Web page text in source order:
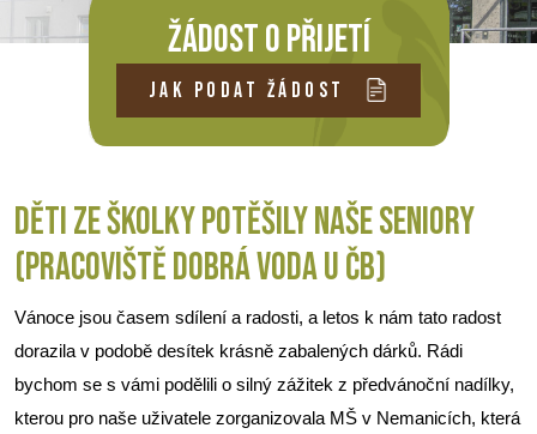
ŽÁDOST O PŘIJETÍ
JAK PODAT ŽÁDOST
DĚTI ZE ŠKOLKY POTĚŠILY NAŠE SENIORY
(PRACOVIŠTĚ DOBRÁ VODA U ČB)
Vánoce jsou časem sdílení a radosti, a letos k nám tato radost
dorazila v podobě desítek krásně zabalených dárků. Rádi
bychom se s vámi podělili o silný zážitek z předvánoční nadílky,
kterou pro naše uživatele zorganizovala MŠ v Nemanicích, která